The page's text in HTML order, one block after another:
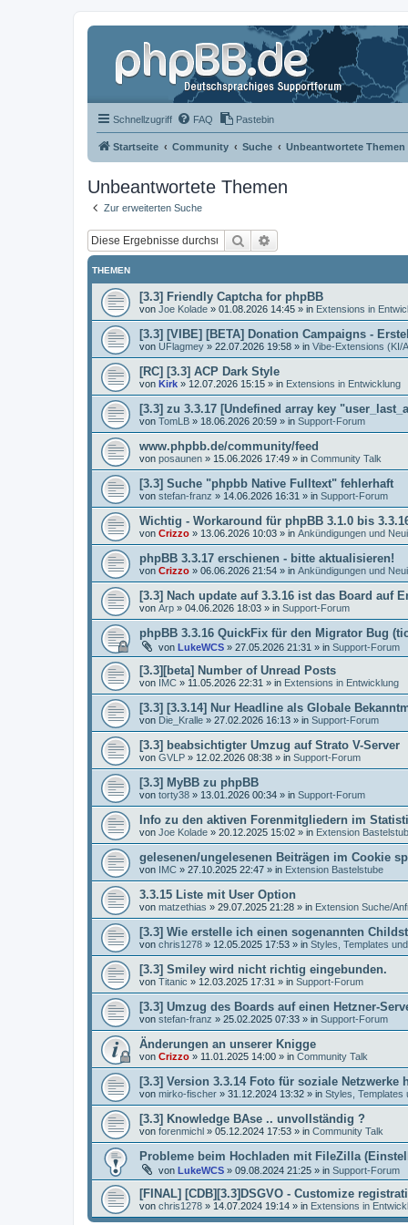
Schnellzugriff FAQ Pastebin
Startseite Community Suche Unbeantwortete Themen
Unbeantwortete Themen
Zur erweiterten Suche
Suche
THEMEN
[3.3] Friendly Captcha for phpBB
von Joe Kolade » 01.08.2026 14:45 » in Extensions in
[3.3] [VIBE] [BETA] Donation Campaigns -
von UFlagmey » 22.07.2026 19:58 » in Vibe-Extensions (KI/
[RC] [3.3] ACP Dark Style
von Kirk » 12.07.2026 15:15 » in Extensions in Entwicklung
[3.3] zu 3.3.17 [Undefined array key
von TomLB » 18.06.2026 20:59 » in Support-Forum
www.phpbb.de/community/feed
von posaunen » 15.06.2026 17:49 » in Community Talk
[3.3] Suche "phpbb Native Fulltext" fehlerhaft
von stefan-franz » 14.06.2026 16:31 » in Support-Forum
Wichtig - Workaround für phpBB 3.1.0 bis
von Crizzo » 13.06.2026 10:03 » in Ankündigungen und
phpBB 3.3.17 erschienen - bitte aktualisieren!
von Crizzo » 06.06.2026 21:54 » in Ankündigungen und
[3.3] Nach update auf 3.3.16 ist das Board auf
von Arp » 04.06.2026 18:03 » in Support-Forum
phpBB 3.3.16 QuickFix für den Migrator Bug
von LukeWCS » 27.05.2026 21:31 » in Support-Forum
[3.3][beta] Number of Unread Posts
von IMC » 11.05.2026 22:31 » in Extensions in Entwicklung
[3.3] [3.3.14] Nur Headline als Globale
von Die_Kralle » 27.02.2026 16:13 » in Support-Forum
[3.3] beabsichtigter Umzug auf Strato V-Server
von GVLP » 12.02.2026 08:38 » in Support-Forum
[3.3] MyBB zu phpBB
von torty38 » 13.01.2026 00:34 » in Support-Forum
Info zu den aktiven Forenmitgliedern im
von Joe Kolade » 20.12.2025 15:02 » in Extension
gelesenen/ungelesenen Beiträgen im Cookie
von IMC » 27.10.2025 22:47 » in Extension Bastelstube
3.3.15 Liste mit User Option
von matzethias » 29.07.2025 21:28 » in Extension Suche/
[3.3] Wie erstelle ich einen sogenannten
von chris1278 » 12.05.2025 17:53 » in Styles, Templates
[3.3] Smiley wird nicht richtig eingebunden.
von Titanic » 12.03.2025 17:31 » in Support-Forum
[3.3] Umzug des Boards auf einen Hetzner-
von stefan-franz » 25.02.2025 07:33 » in Support-Forum
Änderungen an unserer Knigge
von Crizzo » 11.01.2025 14:00 » in Community Talk
[3.3] Version 3.3.14 Foto für soziale Netzwerke
von mirko-fischer » 31.12.2024 13:32 » in Styles, Templates
[3.3] Knowledge BAse .. unvollständig ?
von forenmichl » 05.12.2024 17:53 » in Community Talk
Probleme beim Hochladen mit FileZilla
von LukeWCS » 09.08.2024 21:25 » in Support-Forum
[FINAL] [CDB][3.3]DSGVO - Customize
von chris1278 » 14.07.2024 19:14 » in Extensions in